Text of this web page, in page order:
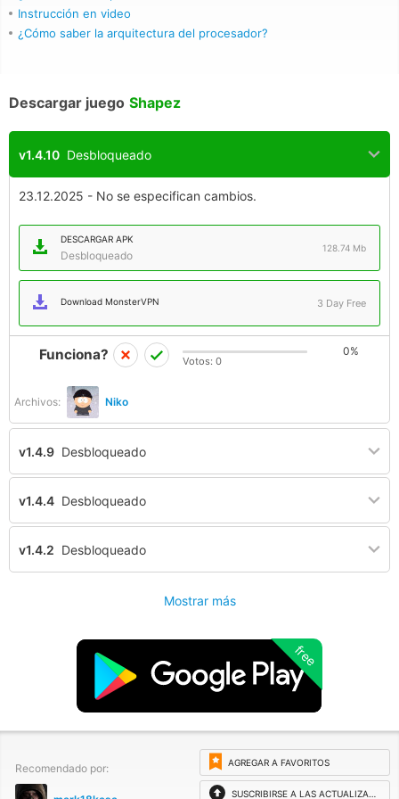
Instrucción en video
¿Cómo saber la arquitectura del procesador?
Descargar juego Shapez
v1.4.10 Desbloqueado
23.12.2025 - No se especifican cambios.
DESCARGAR APK
Desbloqueado
128.74 Mb
Download MonsterVPN 3 Day Free
Archivos: Niko
Funciona? 0%
Votos: 0
v1.4.9 Desbloqueado
v1.4.4 Desbloqueado
v1.4.2 Desbloqueado
Mostrar más
free
Recomendado por: AGREGAR A FAVORITOS
SUSCRIBIRSE A LAS ACTUALIZACIONES